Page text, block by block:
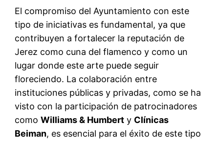
El compromiso del Ayuntamiento con este
tipo de iniciativas es fundamental, ya que
contribuyen a fortalecer la reputación de
Jerez como cuna del flamenco y como un
lugar donde este arte puede seguir
floreciendo. La colaboración entre
instituciones públicas y privadas, como se ha
visto con la participación de patrocinadores
comoWilliams & Humbert y Clínicas
Beiman, es esencial para el éxito de este tipo